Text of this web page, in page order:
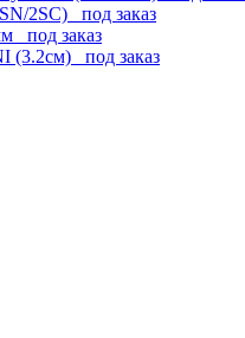
2SC) под заказ
под заказ
(3.2см) под заказ